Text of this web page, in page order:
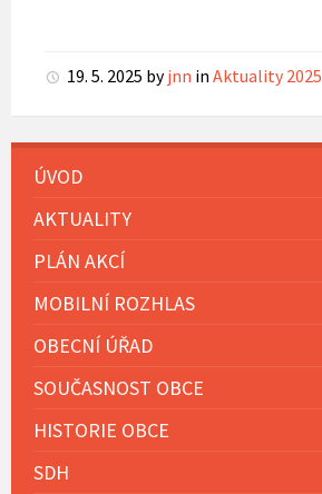
19. 5. 2025 by jnn in Aktuality 2025
ÚVOD
AKTUALITY
PLÁN AKCÍ
MOBILNÍ ROZHLAS
OBECNÍ ÚŘAD
SOUČASNOST OBCE
HISTORIE OBCE
SDH